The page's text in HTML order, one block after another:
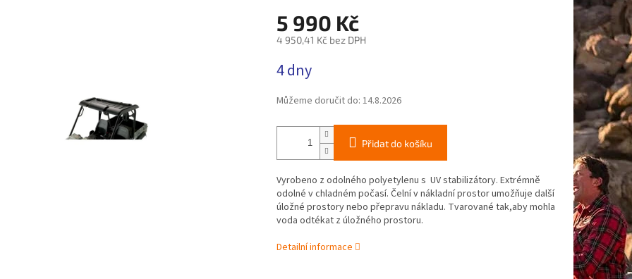
5 990 Kč
4 950,41 Kč bez DPH
cena:
4 dny
Můžeme doručit do: 14.8.2026
Přidat do košíku
Vyrobeno z odolného polyetylenu s UV stabilizátory. Extrémně
odolné v chladném počasí. Čelní v nákladní prostor umožňuje další
úložné prostory nebo přepravu nákladu. Tvarované tak,aby mohla
voda odtékat z úložného prostoru.
Detailní informace